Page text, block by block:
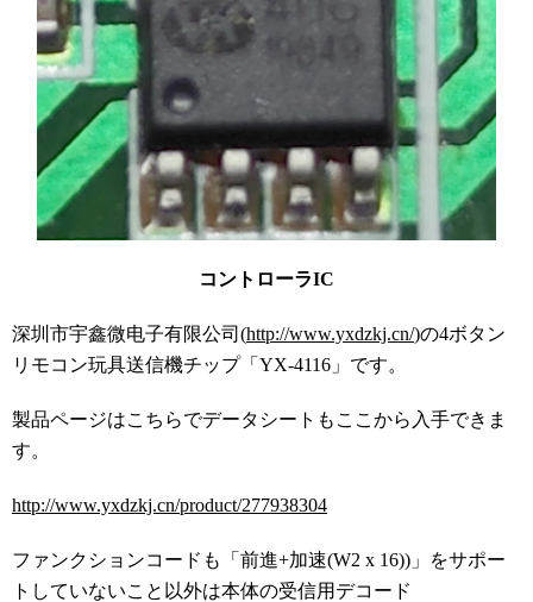
コントローラIC
深圳市宇鑫微电子有限公司(http://www.yxdzkj.cn/)の4ボタン
リモコン玩具送信機チップ「YX-4116」です。
製品ページはこちらでデータシートもここから入手できま
す。
http://www.yxdzkj.cn/product/277938304
ファンクションコードも「前進+加速(W2 x 16))」をサポー
トしていないこと以外は本体の受信用デコード